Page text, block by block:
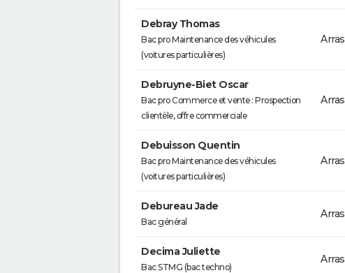
Debray Thomas
Bac pro Maintenance des véhicules
(voitures particulières)
Arras
Debruyne-Biet Oscar
Bac pro Commerce et vente : Prospection
clientèle, offre commerciale
Arras
Debuisson Quentin
Bac pro Maintenance des véhicules
(voitures particulières)
Arras
Debureau Jade
Bac général
Arras
Decima Juliette
Bac STMG (bac techno)
Arras